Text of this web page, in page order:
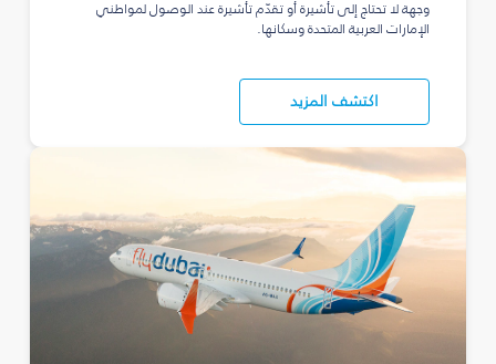
وجهة لا تحتاج إلى تأشيرة أو تقدّم تأشيرة عند الوصول لمواطني
الإمارات العربية المتحدة وسكانها.
اكتشف المزيد